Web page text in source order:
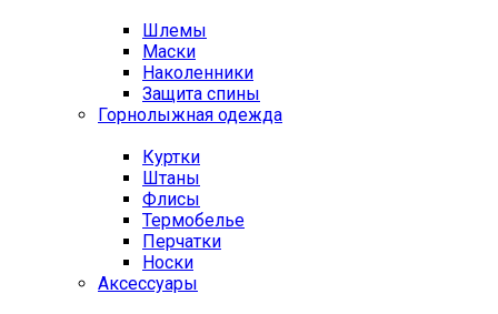
Шлемы
Маски
Наколенники
Защита спины
Горнолыжная одежда
Куртки
Штаны
Флисы
Термобелье
Перчатки
Носки
Аксессуары